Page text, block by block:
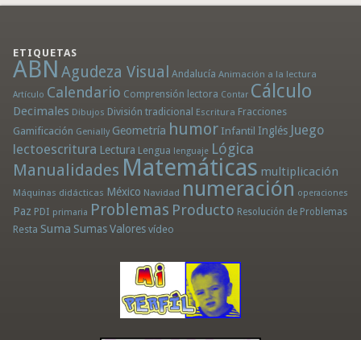
ETIQUETAS
ABN Agudeza Visual Andalucía Animación a la lectura
Artículo Calendario Comprensión lectora Contar Cálculo
Decimales Dibujos División tradicional Escritura Fracciones
Gamificación Genially Geometría humor Infantil Inglés Juego
lectoescritura Lectura Lengua lenguaje Lógica
Manualidades Matemáticas multiplicación
Máquinas didácticas México Navidad numeración operaciones
Paz PDI primaria Problemas Producto Resolución de Problemas
Resta Suma Sumas Valores vídeo